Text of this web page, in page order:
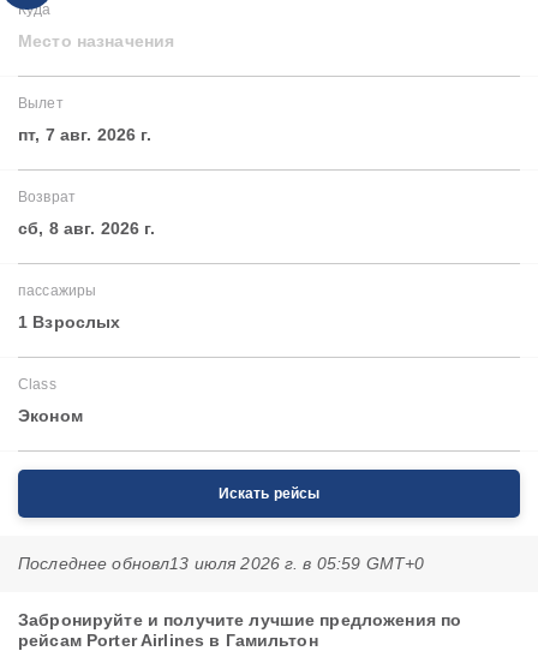
Куда
Место назначения
Вылет
пт, 7 авг. 2026 г.
Возврат
сб, 8 авг. 2026 г.
пассажиры
1 Взрослых
Class
Эконом
Искать рейсы
Последнее обновл13 июля 2026 г. в 05:59 GMT+0
Забронируйте и получите лучшие предложения по
рейсам Porter Airlines в Гамильтон